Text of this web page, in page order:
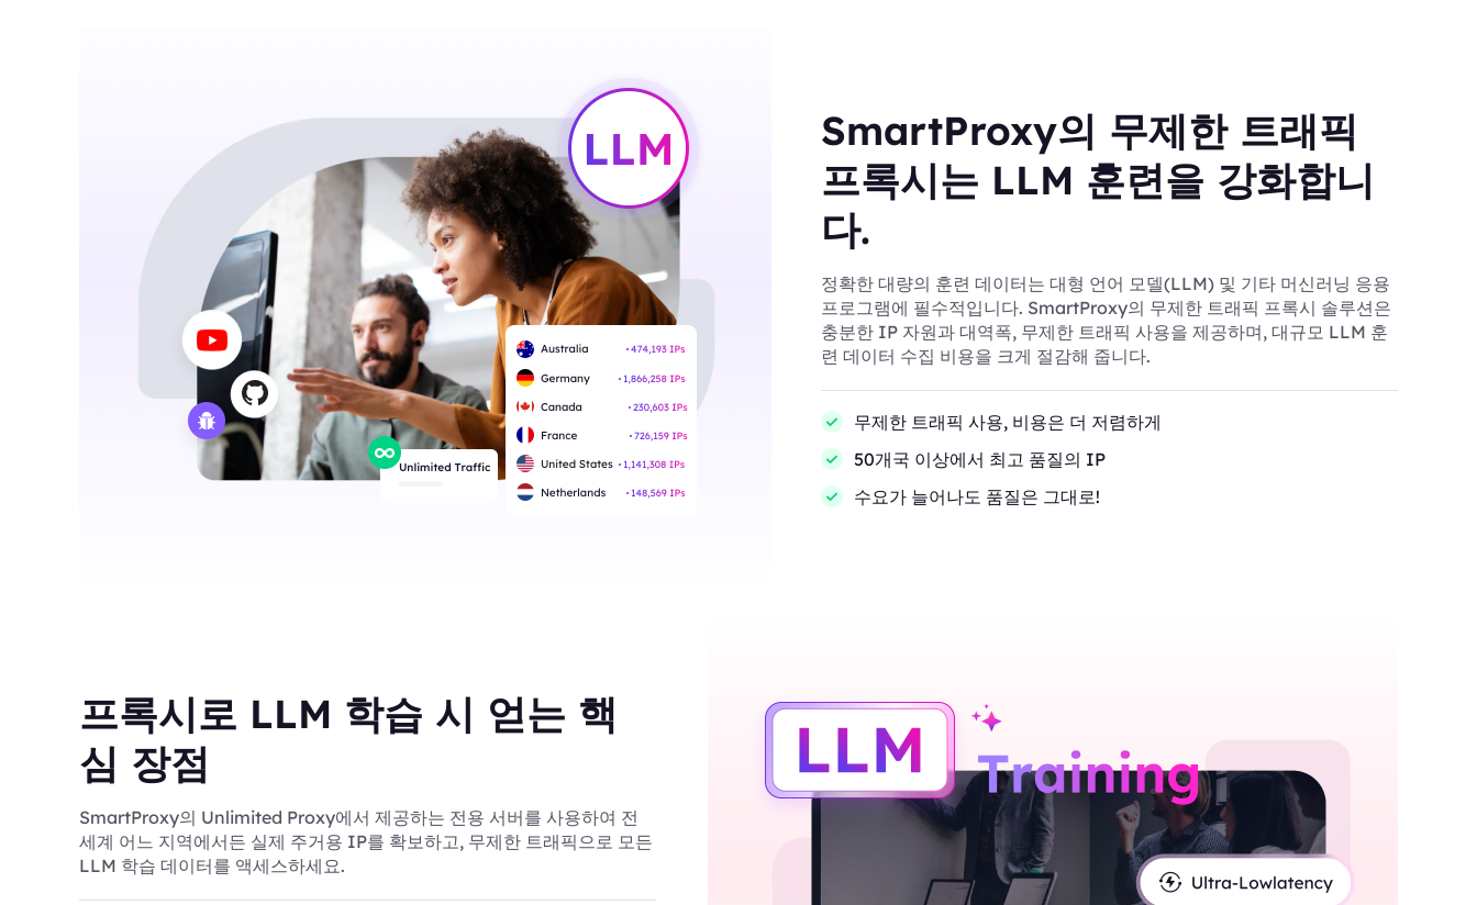
SmartProxy의 무제한 트래픽
프록시는 LLM 훈련을 강화합니
다.
정확한 대량의 훈련 데이터는 대형 언어 모델(LLM) 및 기타 머신러닝 응용
프로그램에 필수적입니다. SmartProxy의 무제한 트래픽 프록시 솔루션은
충분한 IP 자원과 대역폭, 무제한 트래픽 사용을 제공하며, 대규모 LLM 훈
련 데이터 수집 비용을 크게 절감해 줍니다.
무제한 트래픽 사용, 비용은 더 저렴하게
50개국 이상에서 최고 품질의 IP
수요가 늘어나도 품질은 그대로!
프록시로 LLM 학습 시 얻는 핵
심 장점
SmartProxy의 Unlimited Proxy에서 제공하는 전용 서버를 사용하여 전
세계 어느 지역에서든 실제 주거용 IP를 확보하고, 무제한 트래픽으로 모든
LLM 학습 데이터를 액세스하세요.